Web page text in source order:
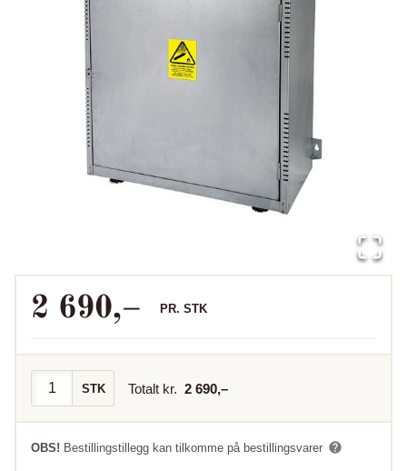
2 690,– PR. STK
STK Totalt kr. 2 690,–
OBS! Bestillingstillegg kan tilkomme på bestillingsvarer